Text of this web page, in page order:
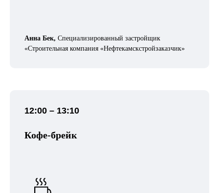
Анна Бек, Специализированный застройщик
«Строительная компания «Нефтекамскстройзаказчик»
12:00 – 13:10
Кофе-брейк